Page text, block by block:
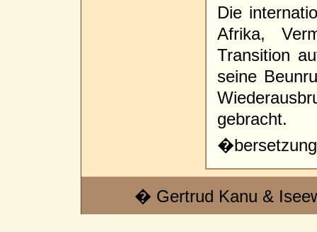
Die
Afrika,
Transition
seine
gebracht.
� Gertrud Kanu &